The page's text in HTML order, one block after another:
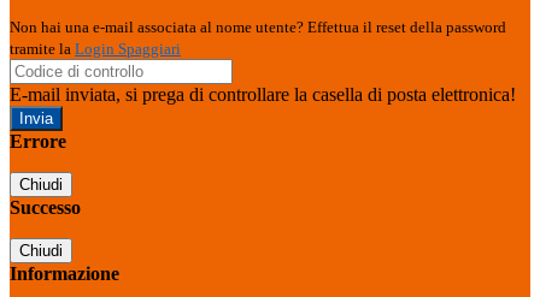
Non hai una e-mail associata al nome utente? Effettua il reset della password
tramite la Login Spaggiari
E-mail inviata, si prega di controllare la casella di posta elettronica!
Errore
Chiudi
Successo
Chiudi
Informazione